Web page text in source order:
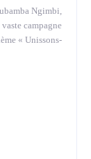
Ngimbi,
campagne
« Unissons-